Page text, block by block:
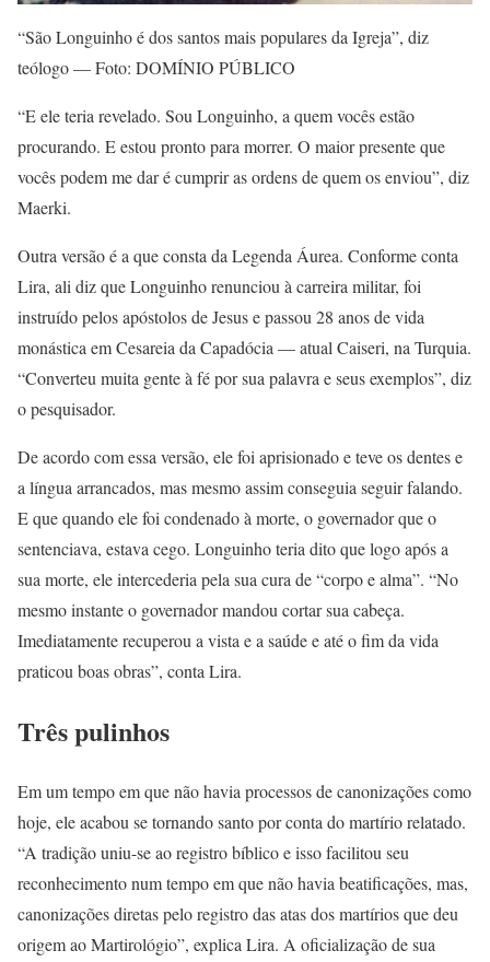
“São Longuinho é dos santos mais populares da Igreja”, diz
teólogo — Foto: DOMÍNIO PÚBLICO
“E ele teria revelado. Sou Longuinho, a quem vocês estão
procurando. E estou pronto para morrer. O maior presente que
vocês podem me dar é cumprir as ordens de quem os enviou”, diz
Maerki.
Outra versão é a que consta da Legenda Áurea. Conforme conta
Lira, ali diz que Longuinho renunciou à carreira militar, foi
instruído pelos apóstolos de Jesus e passou 28 anos de vida
monástica em Cesareia da Capadócia — atual Caiseri, na Turquia.
“Converteu muita gente à fé por sua palavra e seus exemplos”, diz
o pesquisador.
De acordo com essa versão, ele foi aprisionado e teve os dentes e
a língua arrancados, mas mesmo assim conseguia seguir falando.
E que quando ele foi condenado à morte, o governador que o
sentenciava, estava cego. Longuinho teria dito que logo após a
sua morte, ele intercederia pela sua cura de “corpo e alma”. “No
mesmo instante o governador mandou cortar sua cabeça.
Imediatamente recuperou a vista e a saúde e até o fim da vida
praticou boas obras”, conta Lira.
Três pulinhos
Em um tempo em que não havia processos de canonizações como
hoje, ele acabou se tornando santo por conta do martírio relatado.
“A tradição uniu-se ao registro bíblico e isso facilitou seu
reconhecimento num tempo em que não havia beatificações, mas,
canonizações diretas pelo registro das atas dos martírios que deu
origem ao Martirológio”, explica Lira. A oficialização de sua